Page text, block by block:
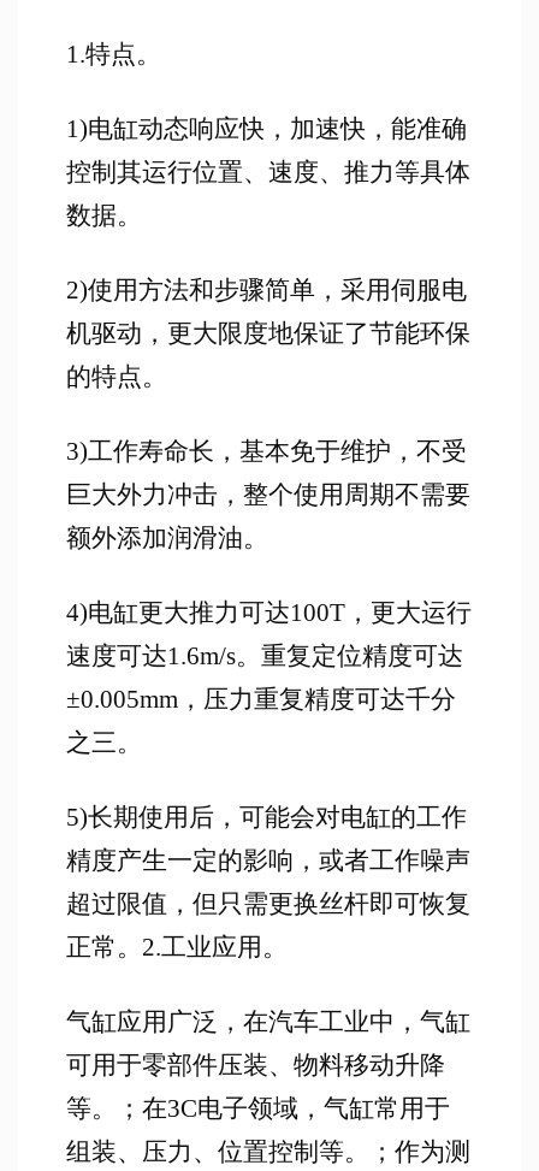
1.特点。
1)电缸动态响应快，加速快，能准确
控制其运行位置、速度、推力等具体
数据。
2)使用方法和步骤简单，采用伺服电
机驱动，更大限度地保证了节能环保
的特点。
3)工作寿命长，基本免于维护，不受
巨大外力冲击，整个使用周期不需要
额外添加润滑油。
4)电缸更大推力可达100T，更大运行
速度可达1.6m/s。重复定位精度可达
±0.005mm，压力重复精度可达千分
之三。
5)长期使用后，可能会对电缸的工作
精度产生一定的影响，或者工作噪声
超过限值，但只需更换丝杆即可恢复
正常。2.工业应用。
气缸应用广泛，在汽车工业中，气缸
可用于零部件压装、物料移动升降
等。；在3C电子领域，气缸常用于
组装、压力、位置控制等。；作为测